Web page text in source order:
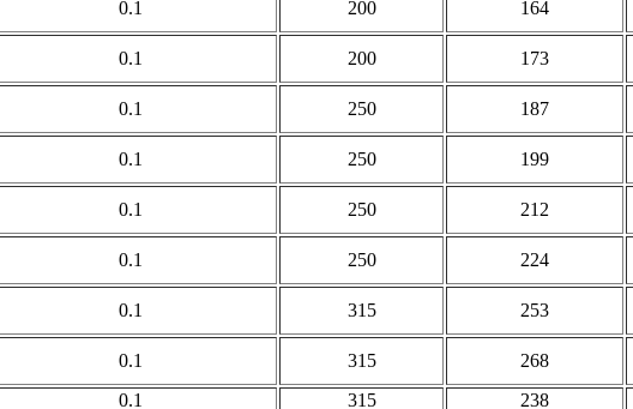
0.1 200 164
0.1 200 173
0.1 250 187
0.1 250 199
0.1 250 212
0.1 250 224
0.1 315 253
0.1 315 268
0.1 315 238